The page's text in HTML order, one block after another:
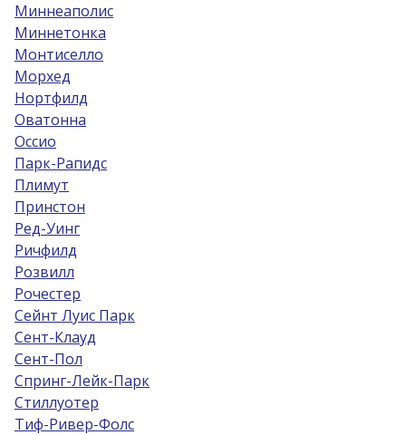
Миннеаполис
Миннетонка
Монтиселло
Морхед
Нортфилд
Оватонна
Оссио
Парк-Рапидс
Плимут
Принстон
Ред-Уинг
Ричфилд
Розвилл
Рочестер
Сейнт Луис Парк
Сент-Клауд
Сент-Пол
Спринг-Лейк-Парк
Стиллуотер
Тиф-Ривер-Фолс